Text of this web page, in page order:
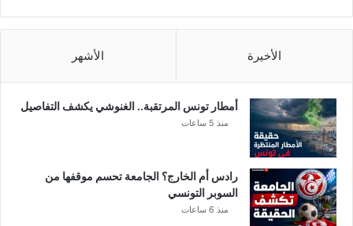
ف
ن
س
ي
ش
ع
ل
م
س
الأخيرة الأشهر
أمطار تونس المرتقبة.. الغنوشي يكشف التفاصيل
منذ 5 ساعات
رادس أم الخارج؟ الجامعة تحسم موقفها من
السوبر التونسي
منذ 6 ساعات